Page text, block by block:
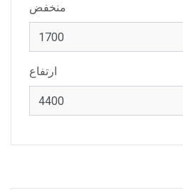
منخفض
ارتفاع